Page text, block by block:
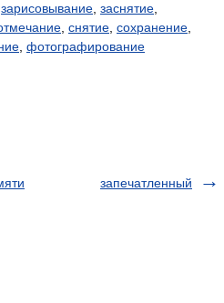
зарисовывание заснятие
снятие сохранение
фотографирование
запечатленный